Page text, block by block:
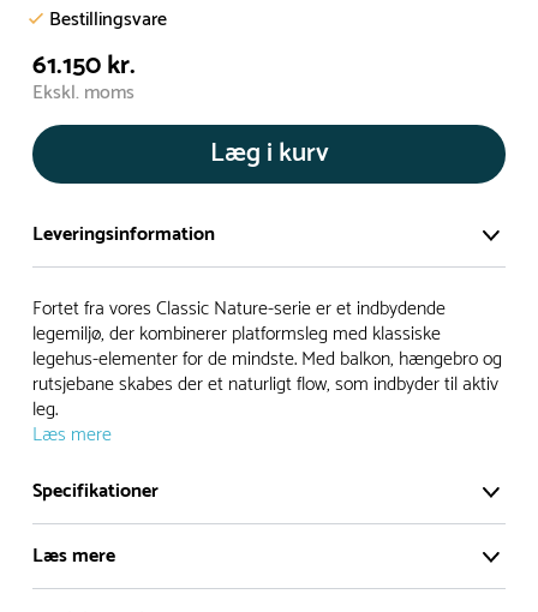
Bestillingsvare
61.150 kr.
Ekskl. moms
Læg i kurv
Leveringsinformation
Vi har et stort og effektivt lager på ca. 6.000 kvadratmeter
med mere end 5.000 forskellige produkter på hylderne til
omgående levering.
- Leveringstiden på lagervarer er i Danmark normalt 1-3
hverdage
- Leveringstiden på specialvarer og bestillingsvarer oplyses
ved bestilling
- I tilfælde af restordre vil kundeservice kontakte dig via e-
mail eller telefon med information om forventet
Fortet fra vores Classic Nature-serie er et indbydende
legemiljø, der kombinerer platformsleg med klassiske
legehus-elementer for de mindste. Med balkon, hængebro og
rutsjebane skabes der et naturligt flow, som indbyder til aktiv
leg.
Læs mere
Specifikationer
Læs mere